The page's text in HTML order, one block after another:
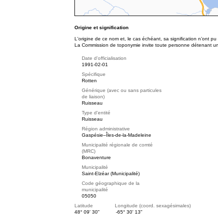
Origine et signification
L'origine de ce nom et, le cas échéant, sa signification n’ont pu
La Commission de toponymie invite toute personne détenant
Date d'officialisation
1991-02-01
Spécifique
Rotten
Générique (avec ou sans particules
de liaison)
Ruisseau
Type d'entité
Ruisseau
Région administrative
Gaspésie–Îles-de-la-Madeleine
Municipalité régionale de comté
(MRC)
Bonaventure
Municipalité
Saint-Elzéar (Municipalité)
Code géographique de la
municipalité
05050
Latitude Longitude (coord. sexagésimales)
48° 09' 30"
-65° 30' 13"